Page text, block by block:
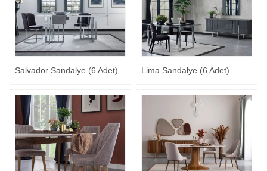
Salvador Sandalye (6 Adet) Lima Sandalye (6 Adet)